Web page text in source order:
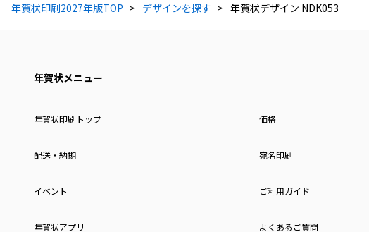
年賀状印刷2027年版TOP デザインを探す 年賀状デザイン NDK053
年賀状メニュー
年賀状印刷トップ 価格
配送・納期 宛名印刷
イベント ご利用ガイド
年賀状アプリ よくあるご質問